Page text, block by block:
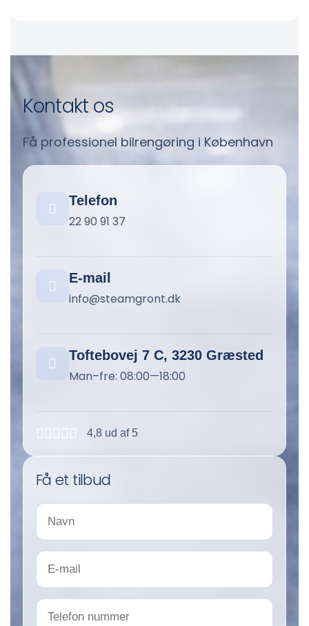
Kontakt os
Få professionel bilrengøring i København
Telefon
22 90 91 37
E-mail
info@steamgront.dk
Toftebovej 7 C, 3230 Græsted
Man–fre: 08:00—18:00
4,8 ud af 5
Få et tilbud
N
v
n
E
m
a
T